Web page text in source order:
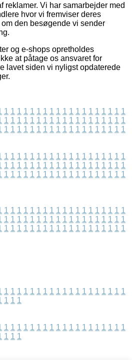
reklamer. Vi har samarbejder med
hvor vi fremviser deres
den besøgende vi sender
og e-shops opretholdes
at påtage os ansvaret for
lavet siden vi nyligst opdaterede
1 1 1 1 1 1 1 1 1 1 1 1 1 1 1 1 1 1 1
1 1 1 1 1 1 1 1 1 1 1 1 1 1 1 1 1 1 1
1 1 1 1 1 1 1 1 1 1 1 1 1 1 1 1 1 1 1
1 1 1 1 1 1 1 1 1 1 1 1 1 1 1 1 1 1 1
1 1 1 1 1 1 1 1 1 1 1 1 1 1 1 1 1 1 1
1 1 1 1 1 1 1 1 1 1 1 1 1 1 1 1 1 1 1
1 1 1 1 1 1 1 1 1 1 1 1 1 1 1 1 1 1 1
1 1 1 1 1 1 1 1 1 1 1 1 1 1 1 1 1 1 1
1 1 1 1 1 1 1 1 1 1 1 1 1 1 1 1 1 1 1
1 1 1 1 1 1 1 1 1 1 1 1 1 1 1 1 1 1 1
1 1 1
1 1 1 1 1 1 1 1 1 1 1 1 1 1 1 1 1 1 1
1 1 1